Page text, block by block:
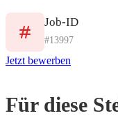
Job-ID
#13997
Jetzt bewerben
Für diese